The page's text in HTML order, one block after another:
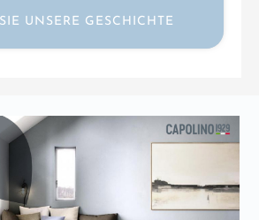
UNSERE GESCHICHTE